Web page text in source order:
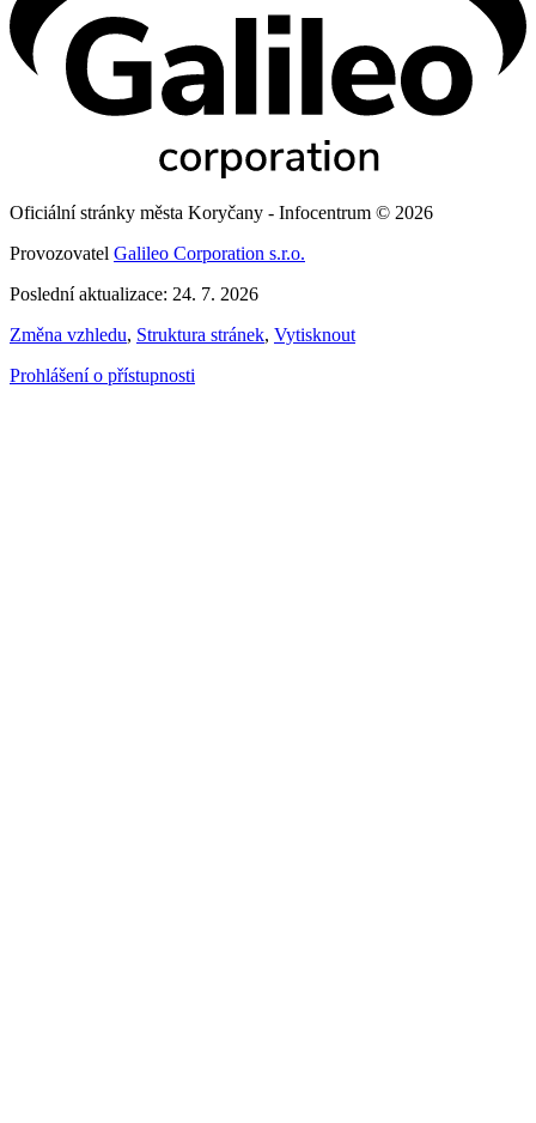
Oficiální stránky města Koryčany - Infocentrum © 2026
Provozovatel Galileo Corporation s.r.o.
Poslední aktualizace: 24. 7. 2026
Změna vzhledu, Struktura stránek, Vytisknout
Prohlášení o přístupnosti